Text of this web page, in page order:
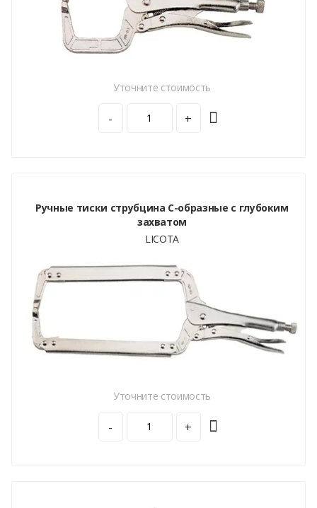
Уточните стоимость
- +
Ручные тиски струбцина C-образные с глубоким
захватом
LICOTA
Уточните стоимость
- +